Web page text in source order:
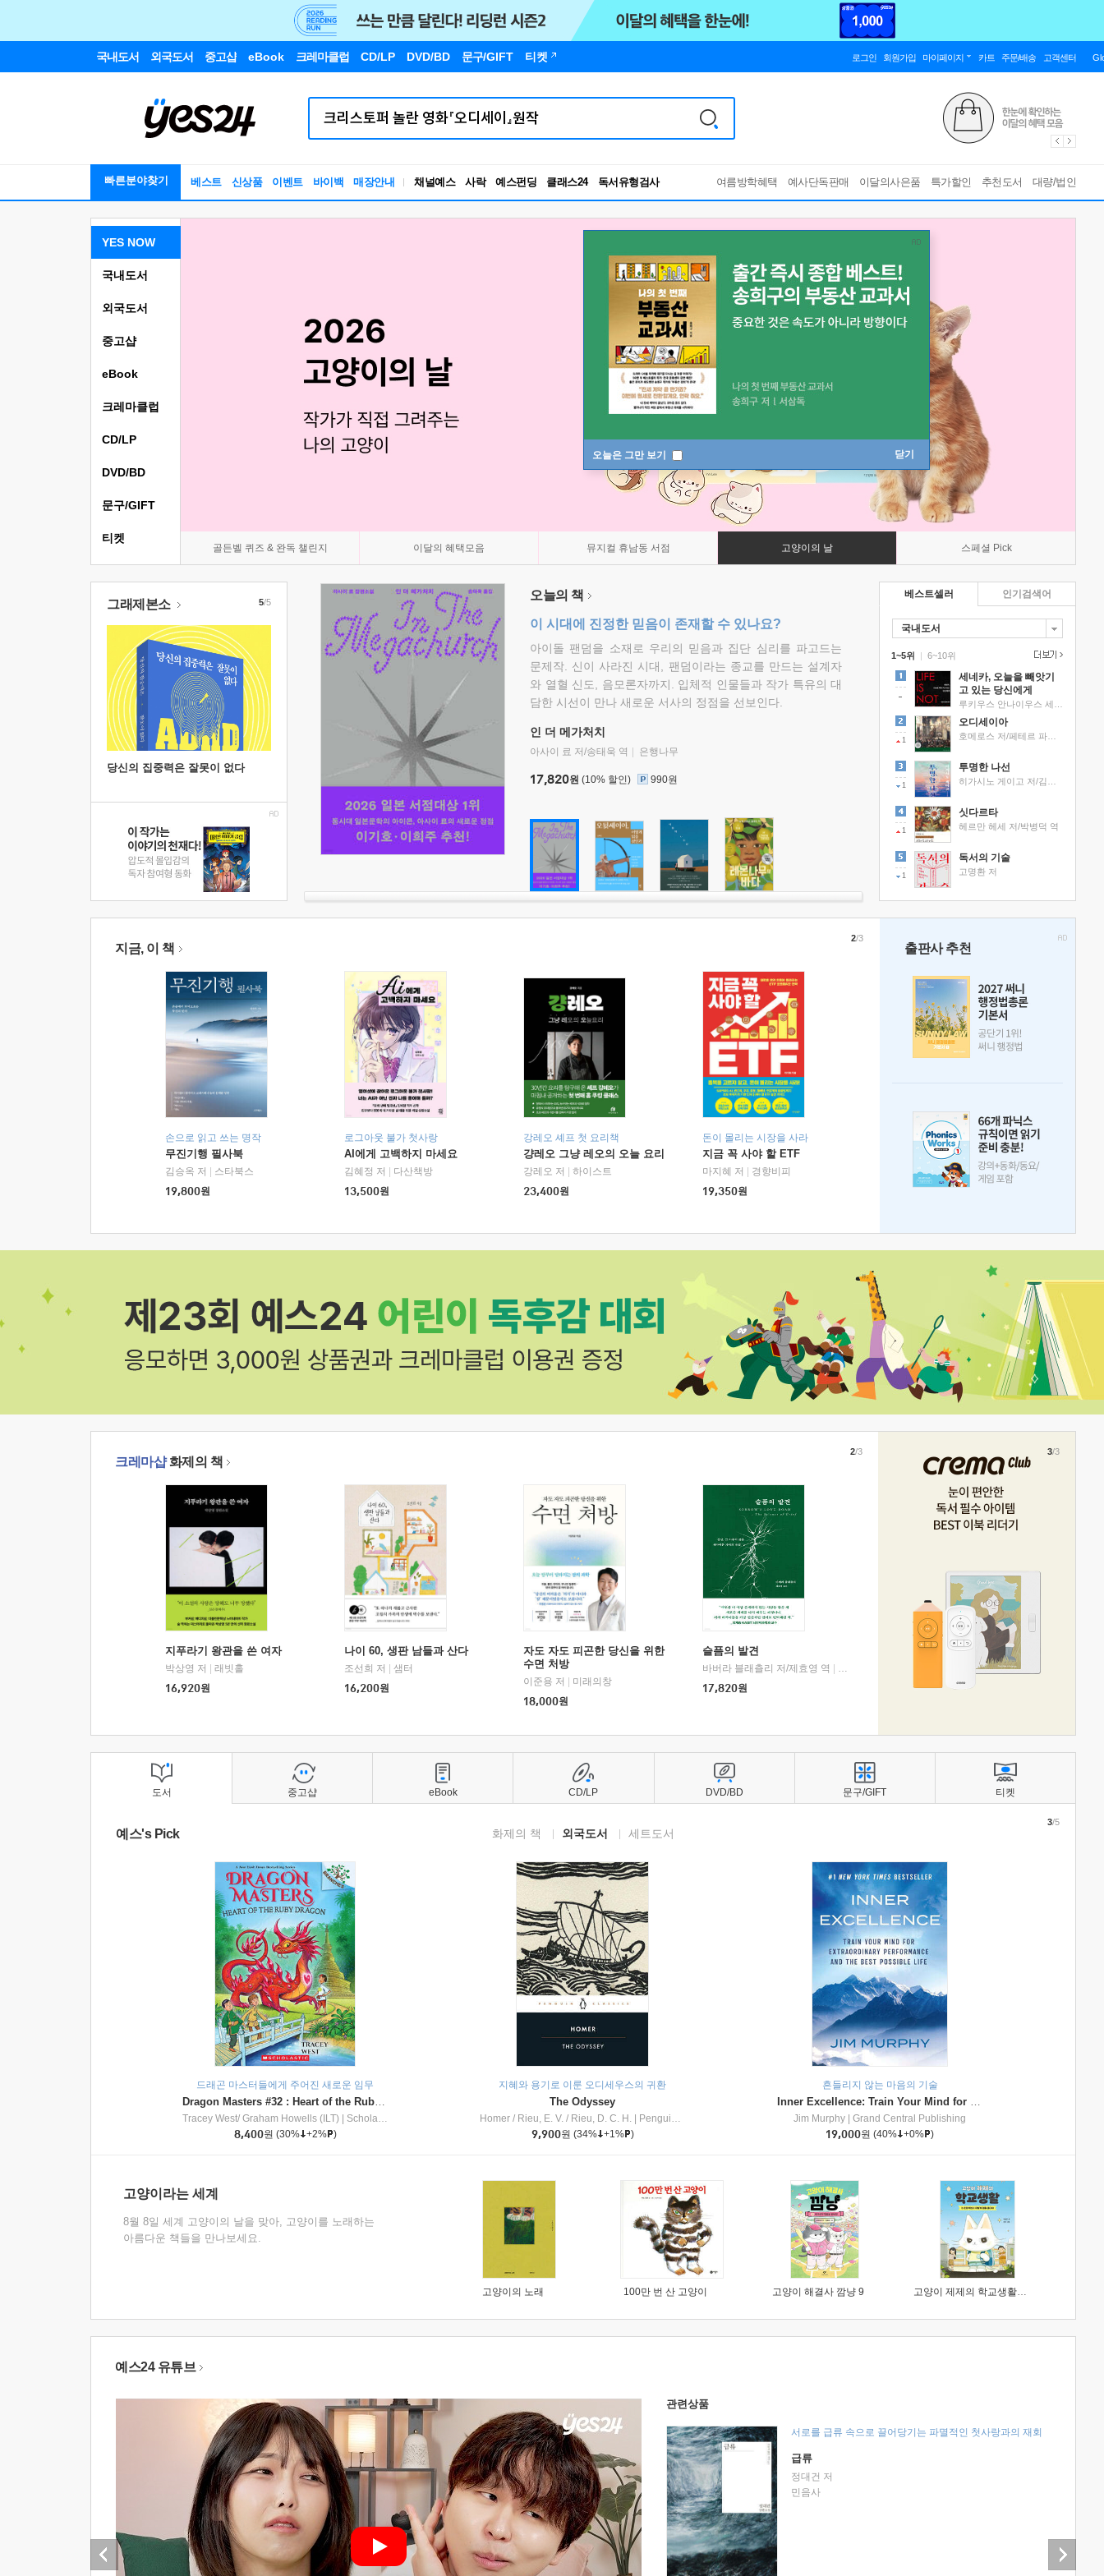
국내도서 외국도서 중고샵 eBook 크레마클럽 CD/LP DVD/BD 문구/GIFT 티켓 로그인 회원가입 마이페이지 카트 주문/배송 고객센터
빠른분야찾기 베스트 신상품 이벤트 바이백 매장안내 채널예스 사락 예스펀딩 클래스24
독서유형검사
RBTI Lab
독서유형검사
여름방학혜택 예사단독판매 이달의사은품 특가할인 추천도서 대량/법인
오늘은 그만 보기 닫기
YES NOW
골든벨 퀴즈 & 완독 챌린지 이달의 혜택모음 뮤지컬 휴남동 서점 고양이의 날 스페셜 Pick
국내도서
외국도서
중고샵
eBook
크레마클럽
CD/LP
DVD/BD
문구/GIFT
티켓
그래제본소
당신의 집중력은 잘못이 없다
5/5 오늘의 책
이 시대에 진정한 믿음이 존재할 수 있나요?
아이돌 팬덤을 소재로 우리의 믿음과 집단 심리를 파고드는
문제작. 신이 사라진 시대, 팬덤이라는 종교를 만드는 설계자
와 열혈 신도, 음모론자까지. 입체적 인물들과 작가 특유의 대
담한 시선이 만나 새로운 서사의 정점을 선보인다.
인 더 메가처치
아사이 료 저/송태욱 역 은행나무
17,820원 (10% 할인) 990원
베스트셀러
국내도서
1~5위 |
세네카, 오늘을 빼앗기
고 있는 당신에게
1
오디세이아
1
투명한 나선
1
싯다르타
헤르만 헤세 저/박병덕 역
1
독서의 기술
고명환 저
6~10위
인기검색어
지금, 이 책
손으로 읽고 쓰는 명작
무진기행 필사북
김승옥 저
스타북스
19,800원
로그아웃 불가 첫사랑
AI에게 고백하지 마세요
김혜정 저
다산책방
13,500원
강레오 셰프 첫 요리책
걍레오 그냥 레오의 오늘 요리
강레오 저
하이스트
23,400원
돈이 몰리는 시장을 사라
지금 꼭 사야 할 ETF
마지혜 저
경향비피
19,350원
2/3
출판사 추천
크레마샵화제의 책
지푸라기 왕관을 쓴 여자
박상영 저
래빗홀
16,920원
나이 60, 생판 남들과 산다
조선희 저
샘터
16,200원
자도 자도 피곤한 당신을 위한
수면 처방
이준용 저
미래의창
18,000원
슬픔의 발견
바버라 블래츨리 저/제효영 역
디플롯
17,820원
2/3 3/3
도서
예스's Pick 화제의 책 외국도서 세트도서
드래곤 마스터들에게 주어진 새로운 임무
Dragon Masters #32 : Heart of the Ruby Dragon (A Branches Book)
Tracey West/ Graham Howells (ILT)
Scholastic Inc
8,400원 (30% +2% )
지혜와 용기로 이룬 오디세우스의 귀환
The Odyssey
Homer / Rieu, E. V. / Rieu, D. C. H.
Penguin Group
9,900원 (34% +1% )
흔들리지 않는 마음의 기술
Inner Excellence: Train Your Mind for Extraordinary Performance and the Best Possible Life
Jim Murphy
Grand Central Publishing
19,000원 (40% +0% )
3/5
고양이라는 세계
8월 8일 세계 고양이의 날을 맞아, 고양이를 노래하는
아름다운 책들을 만나보세요.
고양이의 노래 100만 번 산 고양이 고양이 해결사 깜냥 9 고양이 제제의 학교생활 1 : 초등학생이 이렇게 힘들 줄이야
중고샵 eBook CD/LP DVD/BD 문구/GIFT 티켓
예스24 유튜브
관련상품
서로를 급류 속으로 끌어당기는 파멸적인 첫사랑과의 재회
급류
정대건 저
민음사